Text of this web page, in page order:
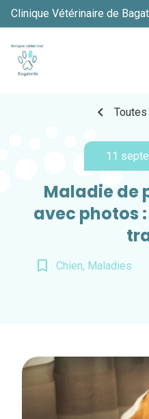
Clinique Vétérinaire de
chevron_left
11
Maladie de
avec photos
bookmark_border Chien, Maladies